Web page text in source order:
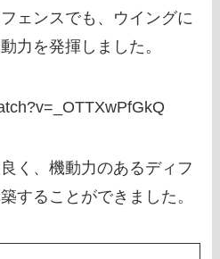
ェンスでも、ウイングに
力を発揮しました。
く、機動力のあるディフ
することができました。